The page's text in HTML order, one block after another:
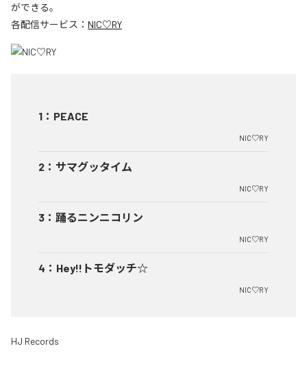
ができる。
各配信サービス： NIC♡RY
1 ： PEACE
NIC♡RY
2 ： サマグッタイム
NIC♡RY
3 ： 踊るニンニコリン
NIC♡RY
4 ： Hey!!トモダッチ☆
NIC♡RY
HJ Records